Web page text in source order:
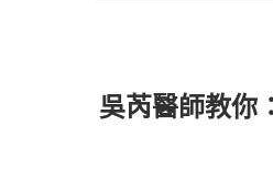
吳芮醫師教你